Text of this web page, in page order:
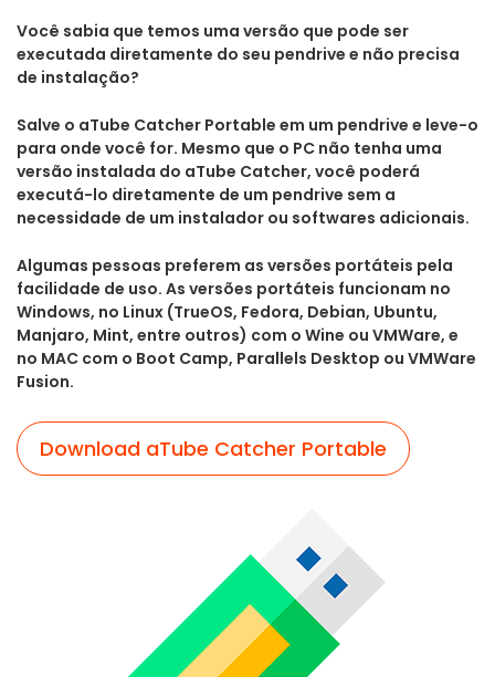
Você sabia que temos uma versão que pode ser
executada diretamente do seu pendrive e não precisa
de instalação?
Salve o aTube Catcher Portable em um pendrive e leve-o
para onde você for. Mesmo que o PC não tenha uma
versão instalada do aTube Catcher, você poderá
executá-lo diretamente de um pendrive sem a
necessidade de um instalador ou softwares adicionais.
Algumas pessoas preferem as versões portáteis pela
facilidade de uso. As versões portáteis funcionam no
Windows, no Linux (TrueOS, Fedora, Debian, Ubuntu,
Manjaro, Mint, entre outros) com o Wine ou VMWare, e
no MAC com o Boot Camp, Parallels Desktop ou VMWare
Fusion.
Download aTube Catcher Portable